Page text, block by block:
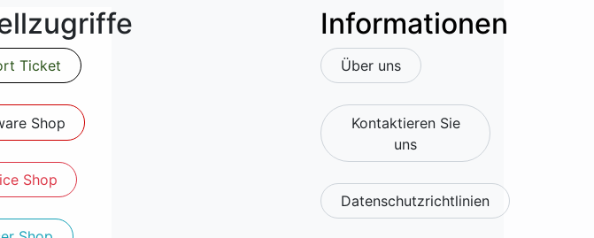
Ticket
Shop
Shop
Informationen
Über uns
Kontaktieren Sie
uns
Datenschutzrichtlinien